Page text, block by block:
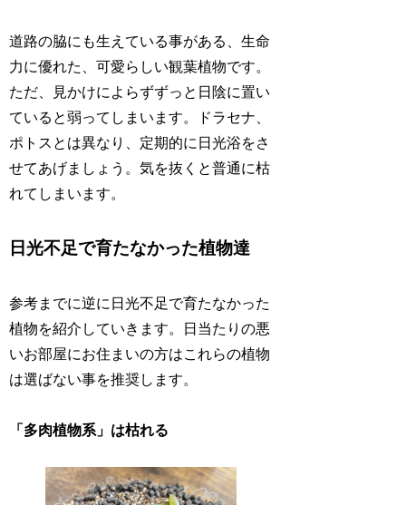
道路の脇にも生えている事がある、生命
力に優れた、可愛らしい観葉植物です。
ただ、見かけによらずずっと日陰に置い
ていると弱ってしまいます。ドラセナ、
ポトスとは異なり、定期的に日光浴をさ
せてあげましょう。気を抜くと普通に枯
れてしまいます。
日光不足で育たなかった植物達
参考までに逆に日光不足で育たなかった
植物を紹介していきます。日当たりの悪
いお部屋にお住まいの方はこれらの植物
は選ばない事を推奨します。
「多肉植物系」は枯れる